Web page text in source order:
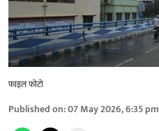
फाइल फोटो
Published on:07 May 2026, 6:35 pm